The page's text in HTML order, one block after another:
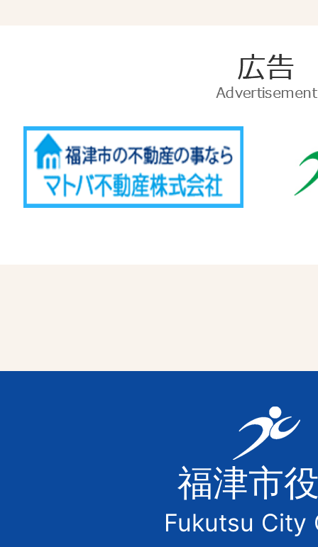
告
福
津
市
福津市
Fukutsu City